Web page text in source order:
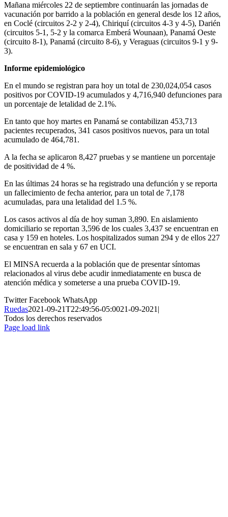
Mañana miércoles 22 de septiembre continuarán las jornadas de
vacunación por barrido a la población en general desde los 12 años,
en Coclé (circuitos 2-2 y 2-4), Chiriquí (circuitos 4-3 y 4-5), Darién
(circuitos 5-1, 5-2 y la comarca Emberá Wounaan), Panamá Oeste
(circuito 8-1), Panamá (circuito 8-6), y Veraguas (circuitos 9-1 y 9-
3).
Informe epidemiológico
En el mundo se registran para hoy un total de 230,024,054 casos
positivos por COVID-19 acumulados y 4,716,940 defunciones para
un porcentaje de letalidad de 2.1%.
En tanto que hoy martes en Panamá se contabilizan 453,713
pacientes recuperados, 341 casos positivos nuevos, para un total
acumulado de 464,781.
A la fecha se aplicaron 8,427 pruebas y se mantiene un porcentaje
de positividad de 4 %.
En las últimas 24 horas se ha registrado una defunción y se reporta
un fallecimiento de fecha anterior, para un total de 7,178
acumuladas, para una letalidad del 1.5 %.
Los casos activos al día de hoy suman 3,890. En aislamiento
domiciliario se reportan 3,596 de los cuales 3,437 se encuentran en
casa y 159 en hoteles. Los hospitalizados suman 294 y de ellos 227
se encuentran en sala y 67 en UCI.
El MINSA recuerda a la población que de presentar síntomas
relacionados al virus debe acudir inmediatamente en busca de
atención médica y someterse a una prueba COVID-19.
TwitterFacebook WhatsApp
Ruedas2021-09-21T22:49:56-05:0021-09-2021|
Todos los derechos reservados
Page load link